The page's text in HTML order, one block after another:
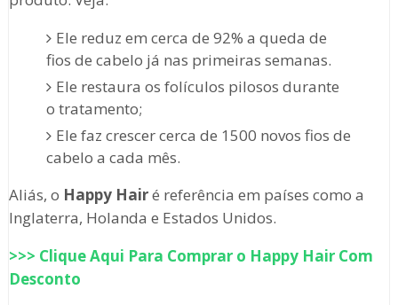
Ele reduz em cerca de 92% a queda de
fios de cabelo já nas primeiras semanas.
Ele restaura os folículos pilosos durante
o tratamento;
Ele faz crescer cerca de 1500 novos fios de
cabelo a cada mês.
Aliás, o Happy Hairé referência em países como a
Inglaterra, Holanda e Estados Unidos.
>>> Clique Aqui Para Comprar o Happy HairCom
Desconto